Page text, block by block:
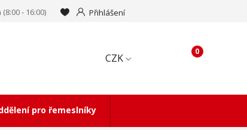
CZK
Přihlášení
(8:00 - 16:00)
0
pro řemeslníky